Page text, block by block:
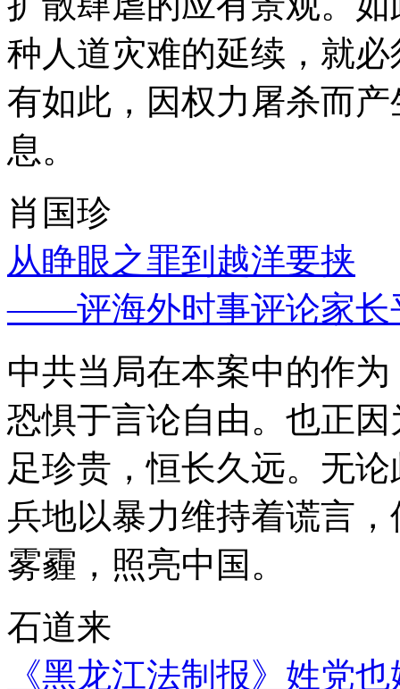
种人道灾难的延续，就
有如此，因权力屠杀而
息。
肖国珍
从睁眼之罪到越洋要挟
——评海外时事评论家长
中共当局在本案中的作
恐惧于言论自由。也正
足珍贵，恒长久远。无
兵地以暴力维持着谎言
雾霾，照亮中国。
石道来
《黑龙江法制报》姓党